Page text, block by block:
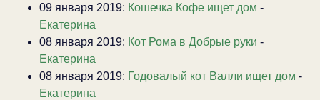
09 января 2019: Кошечка Кофе ищет дом -
Екатерина
08 января 2019: Кот Рома в Добрые руки -
Екатерина
08 января 2019: Годовалый кот Валли ищет дом -
Екатерина